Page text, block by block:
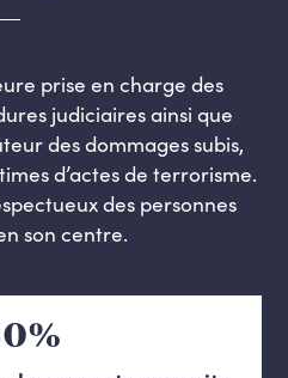
prise en charge des
judiciaires ainsi que
des dommages subis,
d’actes de terrorisme.
des personnes
son centre.